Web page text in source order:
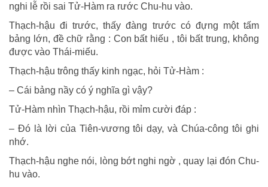
nghi lễ rồi sai Tử-Hàm ra rước Chu-hu vào.
Thạch-hậu đi trước, thấy đàng trước có đựng một tấm
bảng lớn, đề chữ rằng : Con bất hiếu , tôi bất trung, không
được vào Thái-miếu.
Thạch-hậu trông thấy kinh ngạc, hỏi Tử-Hàm :
– Cái bảng nầy có ý nghĩa gì vậy?
Tử-Hàm nhìn Thạch-hậu, rồi mỉm cười đáp :
– Đó là lời của Tiên-vương tôi dạy, và Chúa-công tôi ghi
nhớ.
Thạch-hậu nghe nói, lòng bớt nghi ngờ , quay lại đón Chu-
hu vào.